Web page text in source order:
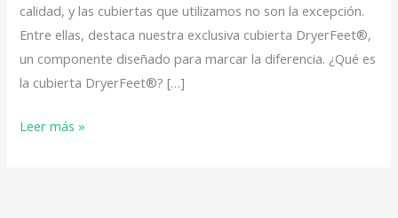
calidad, y las cubiertas que utilizamos no son la excepción.
Entre ellas, destaca nuestra exclusiva cubierta DryerFeet®,
un componente diseñado para marcar la diferencia. ¿Qué es
la cubierta DryerFeet®? […]
Leer más »